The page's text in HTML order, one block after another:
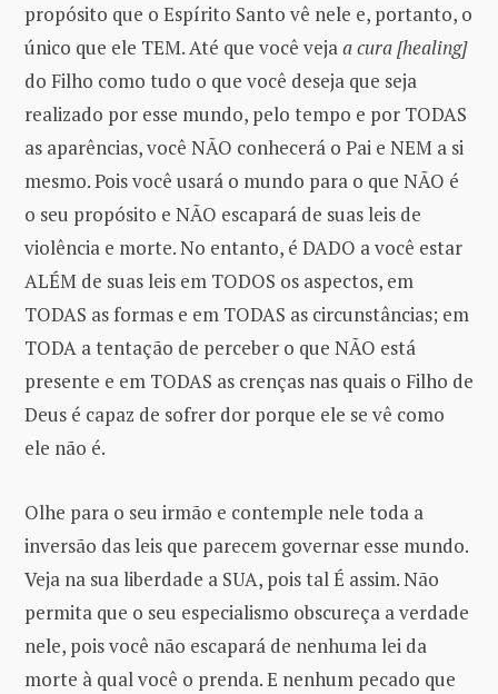
propósito que o Espírito Santo vê nele e, portanto, o
único que ele TEM. Até que você vejaa cura [healing]
do Filho como tudo o que você deseja que seja
realizado por esse mundo, pelo tempo e por TODAS
as aparências, você NÃO conhecerá o Pai e NEM a si
mesmo. Pois você usará o mundo para o que NÃO é
o seu propósito e NÃO escapará de suas leis de
violência e morte. No entanto, é DADO a você estar
ALÉM de suas leis em TODOS os aspectos, em
TODAS as formas e em TODAS as circunstâncias; em
TODA a tentação de perceber o que NÃO está
presente e em TODAS as crenças nas quais o Filho de
Deus é capaz de sofrer dor porque ele se vê como
ele não é.
Olhe para o seu irmão e contemple nele toda a
inversão das leis que parecem governar esse mundo.
Veja na sua liberdade a SUA, pois tal É assim. Não
permita que o seu especialismo obscureça a verdade
nele, pois você não escapará de nenhuma lei da
morte à qual você o prenda. E nenhum pecado que